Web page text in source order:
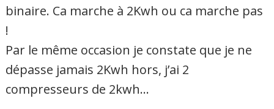
binaire. Ca marche à 2Kwh ou ca marche pas
!
Par le même occasion je constate que je ne
dépasse jamais 2Kwh hors, j’ai 2
compresseurs de 2kwh…